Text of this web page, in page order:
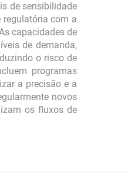
de sensibilidade
com a
capacidades de
de demanda,
o risco de
programas
a precisão e a
novos
os fluxos de